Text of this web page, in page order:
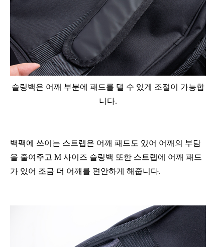
슬링백은 어깨 부분에 패드를 댈 수 있게 조절이 가능합
니다.
백팩에 쓰이는 스트랩은 어깨 패드도 있어 어깨의 부담
을 줄여주고 M 사이즈 슬링백 또한 스트랩에 어깨 패드
가 있어 조금 더 어깨를 편안하게 해줍니다.